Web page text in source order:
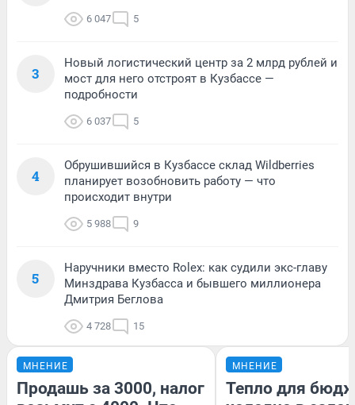
6 047 5
3
Новый логистический центр за 2 млрд рублей и
мост для него отстроят в Кузбассе —
подробности
6 037 5
4
Обрушившийся в Кузбассе склад Wildberries
планирует возобновить работу — что
происходит внутри
5 988 9
5
Наручники вместо Rolex: как судили экс-главу
Минздрава Кузбасса и бывшего миллионера
Дмитрия Беглова
4 728 15
МНЕНИЕ
Продашь за 3000, налог
МНЕНИЕ
Тепло для